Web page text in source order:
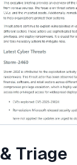
Triage